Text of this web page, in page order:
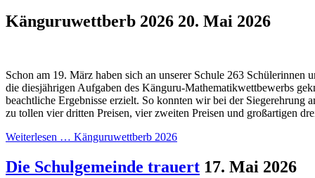
Känguruwettberb 2026 20. Mai 2026
Schon am 19. März haben sich an unserer Schule 263 Schülerinnen
die diesjährigen Aufgaben des Känguru-Mathematikwettbewerbs
beachtliche Ergebnisse erzielt. So konnten wir bei der Siegerehrung
zu tollen vier dritten Preisen, vier zweiten Preisen und großartigen
Weiterlesen … Känguruwettberb 2026
Die Schulgemeinde trauert 17. Mai 2026